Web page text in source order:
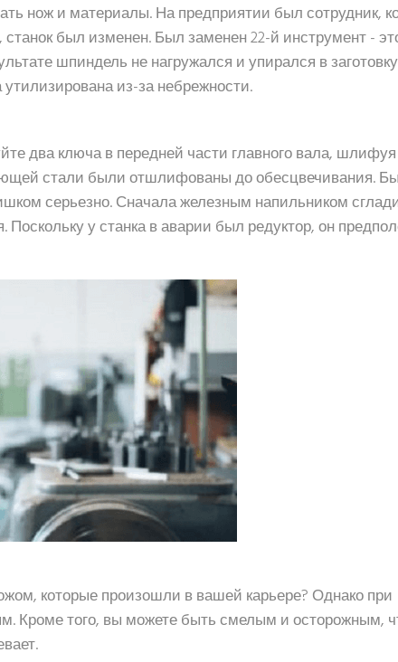
нож и материалы. На предприятии был сотрудник,
был изменен. Был заменен 22-й инструмент -
шпиндель не нагружался и упирался в
из-за небрежности.
два ключа в передней части главного вала,
стали были отшлифованы до обесцвечивания.
серьезно. Сначала железным напильником
у станка в аварии был редуктор, он
которые произошли в вашей карьере? Однако при
Кроме того, вы можете быть смелым и осторожным,